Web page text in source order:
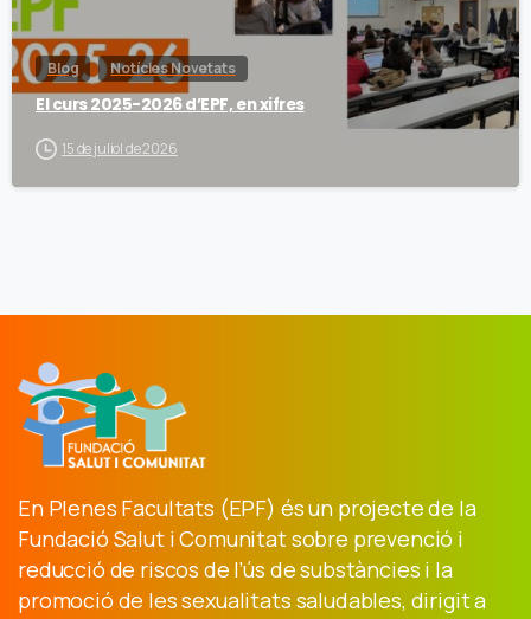
Blog Notícies Novetats
El curs 2025-2026 d’EPF, en xifres
15 de juliol de 2026
En Plenes Facultats (EPF) és un projecte de la
Fundació Salut i Comunitat sobre prevenció i
reducció de riscos de l’ús de substàncies i la
promoció de les sexualitats saludables, dirigit a